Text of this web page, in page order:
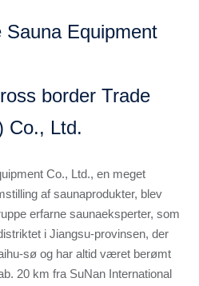
Sauna Equipment
border Trade
Co., Ltd.
Co., Ltd., en meget
af saunaprodukter, blev
erfarne saunaeksperter, som
i Jiangsu-provinsen, der
sø og har altid været berømt
20 km fra SuNan International